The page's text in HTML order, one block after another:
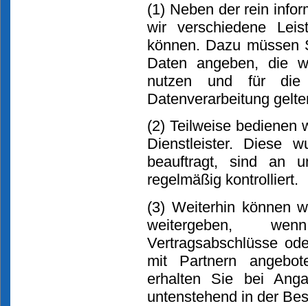
(1) Neben der rein
wir verschiedene
können. Dazu müssen
Daten angeben, die
nutzen und für die
Datenverarbeitung
(2) Teilweise bedienen
Dienstleister. Diese
beauftragt, sind an
regelmäßig kontrolliert.
(3) Weiterhin können
weitergeben,
Vertragsabschlüsse
mit Partnern
erhalten Sie bei
untenstehend in der